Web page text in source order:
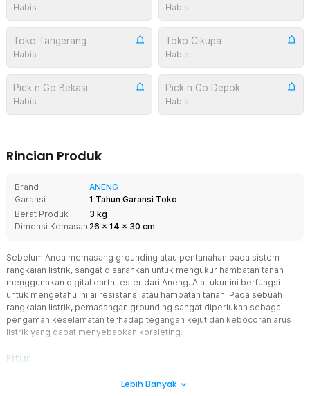
Habis Habis
Toko Tangerang
Habis
Toko Cikupa
Habis
Pick n Go Bekasi
Habis
Pick n Go Depok
Habis
Rincian Produk
Brand
ANENG
Garansi
1 Tahun Garansi Toko
Berat Produk
3 kg
Dimensi Kemasan 26 x 14 x 30 cm
Sebelum Anda memasang grounding atau pentanahan pada sistem
rangkaian listrik, sangat disarankan untuk mengukur hambatan tanah
menggunakan digital earth tester dari Aneng. Alat ukur ini berfungsi
untuk mengetahui nilai resistansi atau hambatan tanah. Pada sebuah
rangkaian listrik, pemasangan grounding sangat diperlukan sebagai
pengaman keselamatan terhadap tegangan kejut dan kebocoran arus
listrik yang dapat menyebabkan korsleting.
Fitur
Periksa Hambatan Tanah dengan Akurat
Lebih Banyak